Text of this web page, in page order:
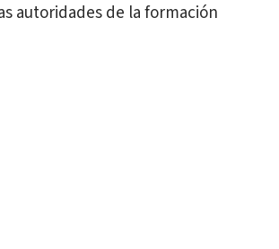
autoridades de la formación